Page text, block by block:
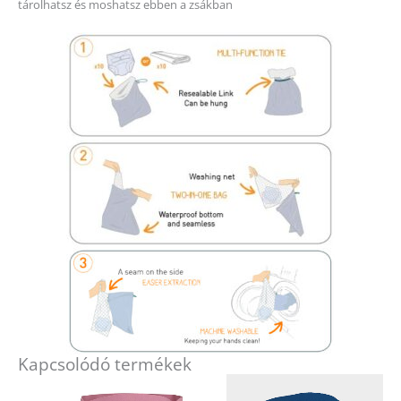
tárolhatsz és moshatsz ebben a zsákban
Kapcsolódó termékek